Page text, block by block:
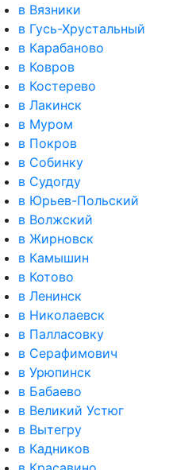
в Вязники
в Гусь-Хрустальный
в Карабаново
в Ковров
в Костерево
в Лакинск
в Муром
в Покров
в Собинку
в Судогду
в Юрьев-Польский
в Волжский
в Жирновск
в Камышин
в Котово
в Ленинск
в Николаевск
в Палласовку
в Серафимович
в Урюпинск
в Бабаево
в Великий Устюг
в Вытегру
в Кадников